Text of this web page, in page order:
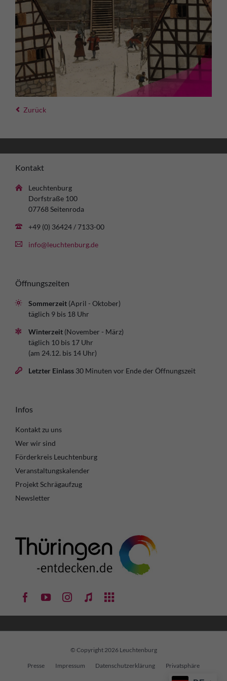
Zurück
Kontakt
Leuchtenburg
Dorfstraße 100
07768 Seitenroda
+49 (0) 36424 / 7133-00
info@leuchtenburg.de
Öffnungszeiten
Sommerzeit (April - Oktober)
täglich 9 bis 18 Uhr
Winterzeit (November - März)
täglich 10 bis 17 Uhr
(am 24.12. bis 14 Uhr)
Letzter Einlass 30 Minuten vor Ende der Öffnungszeit
Infos
Kontakt zu uns
Wer wir sind
Förderkreis Leuchtenburg
Veranstaltungskalender
Projekt Schrägaufzug
Newsletter
© Copyright 2026 Leuchtenburg
Navigation
Presse Impressum Datenschutzerklärung Privatsphäre